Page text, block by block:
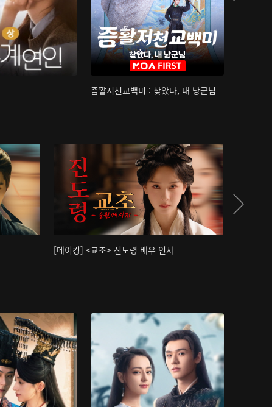
즘활저천교백미 : 찾았다, 내 낭군님
[메이킹] <교초> 진도령 배우 인사